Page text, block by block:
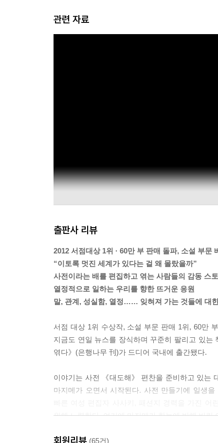
관련 자료
출판사 리뷰
2012 서점대상 1위 · 60만 부 판매 돌파, 소설 부문
“이토록 멋진 세계가 있다는 걸 왜 몰랐을까”
사전이라는 배를 편집하고 엮는 사람들의 감동 스
열정적으로 일하는 우리를 향한 뜨거운 응원
말, 관계, 성실함, 열정…… 잊혀져 가는 것들에 대
서점 대상 1위 수상작, 소설 부문 판매 1위, 60만
지금도 연일 뉴스를 장식하며 꾸준히 팔리고 있
엮다》(은행나무 刊)가 드디어 국내에 출간됐다.
이야기는 사전 《대도해》 편찬을 준비하고 있는
마지메가 오면서 시작된다. 사전 만들기에 일생
위해 노력한다. 여기에 마지메가 한눈에 반해 버린
언뜻 지루할 것만 같은 사전 편집 이야기. 하지만
회원리뷰 (65건)